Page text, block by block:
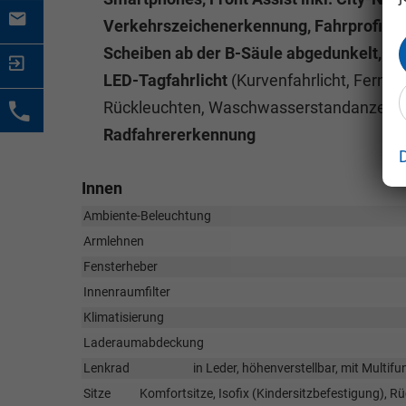
Verkehrszeichenerkennung,
Scheiben ab der B-Säule abgedunkelt,
LED-Tagfahrlicht (Kurvenfahrlicht,
Rückleuchten, Waschwasserstandanzeige,
Radfahrererkennung
Innen
Ambiente-Beleuchtung
Armlehnen
Fensterheber
Innenraumfilter
Klimatisierung
Laderaumabdeckung
Lenkrad
in Leder, höhenverstellbar, mit
Sitze
Komfortsitze, Isofix (Kindersitzbefestigung),